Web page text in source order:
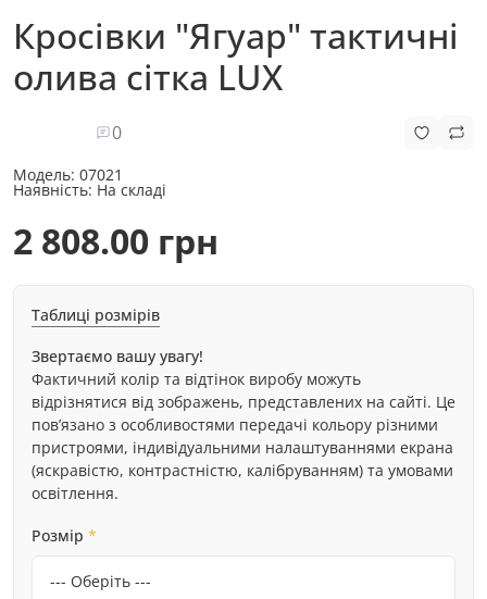
Кросівки "Ягуар" тактичні
олива сітка LUX
0
Модель: 07021
Наявність: На складі
2 808.00 грн
Таблиці розмірів
Звертаємо вашу увагу!
Фактичний колір та відтінок виробу можуть
відрізнятися від зображень, представлених на сайті. Це
пов’язано з особливостями передачі кольору різними
пристроями, індивідуальними налаштуваннями екрана
(яскравістю, контрастністю, калібруванням) та умовами
освітлення.
Розмір *